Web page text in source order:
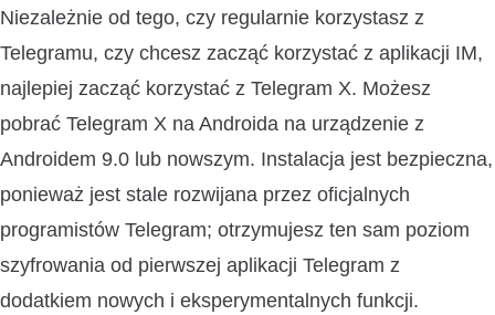
Niezależnie od tego, czy regularnie korzystasz z
Telegramu, czy chcesz zacząć korzystać z aplikacji IM,
najlepiej zacząć korzystać z Telegram X. Możesz
pobrać Telegram X na Androida na urządzenie z
Androidem 9.0 lub nowszym. Instalacja jest bezpieczna,
ponieważ jest stale rozwijana przez oficjalnych
programistów Telegram; otrzymujesz ten sam poziom
szyfrowania od pierwszej aplikacji Telegram z
dodatkiem nowych i eksperymentalnych funkcji.